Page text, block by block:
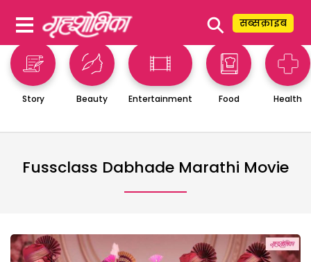
⚲ सब्सक्राइब
Story Beauty Entertainment Food Health
Fussclass Dabhade Marathi Movie